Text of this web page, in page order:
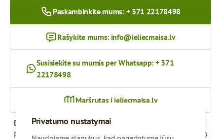
Privatumo nustatymai
Paskambinkite mums: + 371 22178498
Rašykite mums: info@ieliecmaisa.lv
Susisiekite su mumis per Whatsapp: + 371
22178498
Maršrutas į ieliecmaisa.lv
Darbo valandos
Pirmadienis – penktadienis
09:00 - 17:00